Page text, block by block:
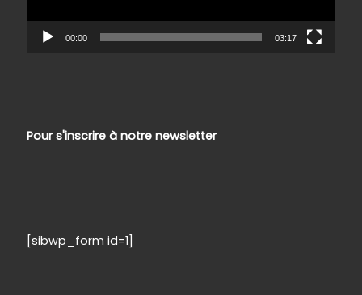
00:00 03:17
Pour s'inscrire à notre newsletter
[sibwp_form id=1]